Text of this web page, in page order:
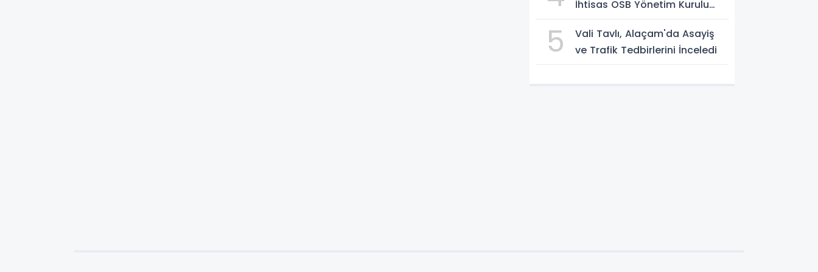
İhtisas OSB Yönetim Kurulu
5
Vali Tavlı, Alaçam'da Asayiş
ve Trafik Tedbirlerini İnceledi